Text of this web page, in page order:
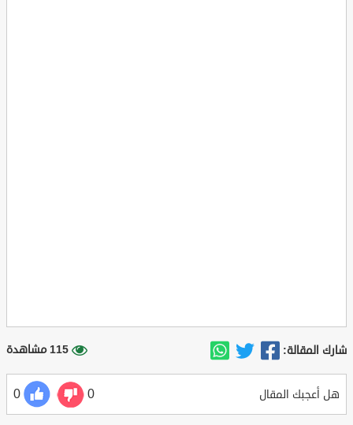
شارك المقالة: 115 مشاهدة
هل أعجبك المقال 0
0